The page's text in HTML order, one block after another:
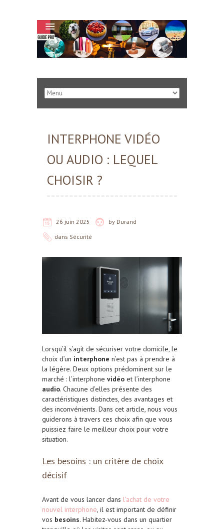
INTERPHONE VIDÉO
OU AUDIO : LEQUEL
CHOISIR ?
26 juin 2025 by Durand
dans Sécurité
Lorsqu’il s’agit de sécuriser votre domicile, le
choix d’un interphone n’est pas à prendre à
la légère. Deux options prédominent sur le
marché : l’interphone vidéo et l’interphone
audio. Chacune d’elles présente des
caractéristiques distinctes, des avantages et
des inconvénients. Dans cet article, nous vous
guiderons à travers ces choix afin que vous
puissiez faire le meilleur choix pour votre
situation.
Les besoins : un critère de choix
décisif
Avant de vous lancer dans l’achat de votre
nouvel interphone, il est important de définir
vos besoins. Habitez-vous dans un quartier